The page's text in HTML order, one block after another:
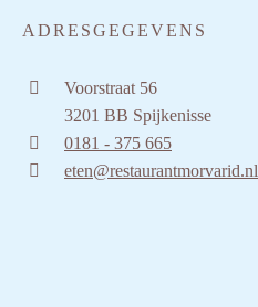
ADRESGEGEVENS
Voorstraat 56
3201 BB Spijkenisse
0181 - 375 665
eten@restaurantmorvarid.nl